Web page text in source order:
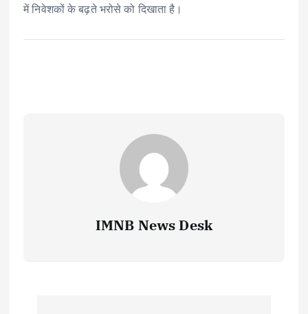
में निवेशकों के बढ़ते भरोसे को दिखाता है।
IMNB News Desk